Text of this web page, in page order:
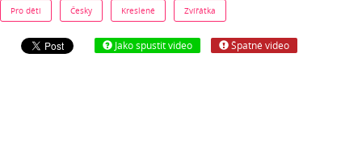
(cz dabing) online zdarma:
Disney•Pixar přinášejí další úžasné
Pro děti Česky Kreslené Zvířátka
Jako spustit video Špatné video